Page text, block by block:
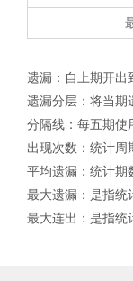
遗漏：自上期开出
遗漏分层：将当期
分隔线：每五期使
出现次数：统计周
平均遗漏：统计期
最大遗漏：是指统
最大连出：是指统